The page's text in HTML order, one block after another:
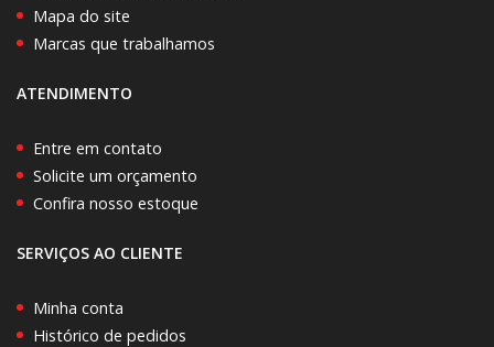
Mapa do site
Marcas que trabalhamos
ATENDIMENTO
Entre em contato
Solicite um orçamento
Confira nosso estoque
SERVIÇOS AO CLIENTE
Minha conta
Histórico de pedidos